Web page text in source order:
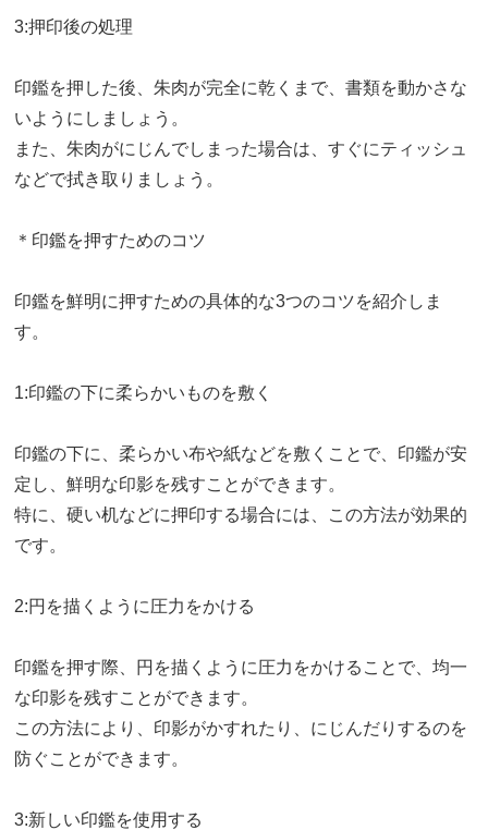
3:押印後の処理
印鑑を押した後、朱肉が完全に乾くまで、書類を動かさな
いようにしましょう。
また、朱肉がにじんでしまった場合は、すぐにティッシュ
などで拭き取りましょう。
＊印鑑を押すためのコツ
印鑑を鮮明に押すための具体的な3つのコツを紹介しま
す。
1:印鑑の下に柔らかいものを敷く
印鑑の下に、柔らかい布や紙などを敷くことで、印鑑が安
定し、鮮明な印影を残すことができます。
特に、硬い机などに押印する場合には、この方法が効果的
です。
2:円を描くように圧力をかける
印鑑を押す際、円を描くように圧力をかけることで、均一
な印影を残すことができます。
この方法により、印影がかすれたり、にじんだりするのを
防ぐことができます。
3:新しい印鑑を使用する